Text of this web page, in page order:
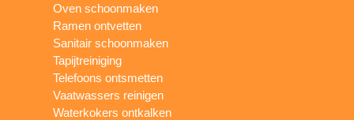
Oven schoonmaken
Ramen ontvetten
Sanitair schoonmaken
Tapijtreiniging
Telefoons ontsmetten
Vaatwassers reinigen
Waterkokers ontkalken